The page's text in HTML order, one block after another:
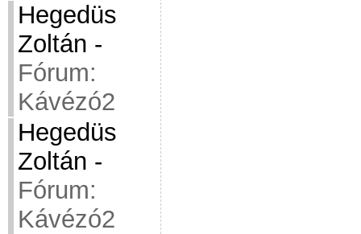
Hegedüs
Zoltán -
Fórum:
Kávézó2
Hegedüs
Zoltán -
Fórum:
Kávézó2